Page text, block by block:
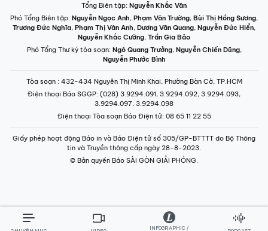
Tổng Biên tập: Nguyễn Khắc Văn
Phó Tổng Biên tập: Nguyễn Ngọc Anh, Phạm Văn Trường, Bùi Thị Hồng Sương,
Trương Đức Nghĩa, Phạm Thị Vân Anh, Dương Văn Quang, Nguyễn Đức Hiển,
Nguyễn Khắc Cường, Trần Gia Bảo
Phó Tổng Thư ký tòa soạn: Ngô Quang Trưởng, Nguyễn Chiến Dũng,
Nguyễn Phước Bình
Tòa soạn : 432-434 Nguyễn Thị Minh Khai, Phường Bàn Cờ, TP.HCM
Điện thoại Báo SGGP: (028) 3.9294.091, 3.9294.092, 3.9294.093,
3.9294.097, 3.9294.098
Điện thoại Tòa soạn Báo Điện tử: 08 65 11 22 55
Giấy phép hoạt động Báo in và Báo Điện tử số 305/GP-BTTTT do Bộ Thông
tin và Truyền thông cấp ngày 28-8-2023.
© Bản quyền Báo SÀI GÒN GIẢI PHÓNG.
INFOGRAPHIC /